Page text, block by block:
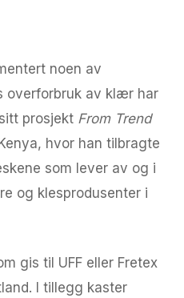
noen av
overforbruk av klær har
prosjekt From Trend
hvor han tilbragte
som lever av og i
og klesprodusenter i
gis til UFF eller Fretex
I tillegg kaster